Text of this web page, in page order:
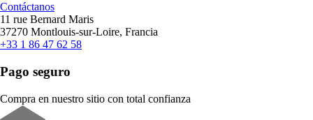
Contáctanos
11 rue Bernard Maris
37270 Montlouis-sur-Loire, Francia
+33 1 86 47 62 58
Pago seguro
Compra en nuestro sitio con total confianza